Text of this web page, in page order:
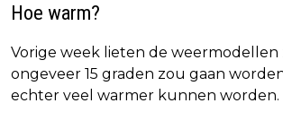
Hoe warm?
Vorige week lieten de weermodellen
ongeveer 15 graden zou gaan
echter veel warmer kunnen worden.